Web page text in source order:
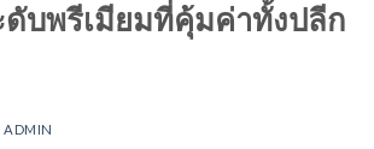
บพรีเมียมที่คุ้มค่าทั้งปลีก
ADMIN